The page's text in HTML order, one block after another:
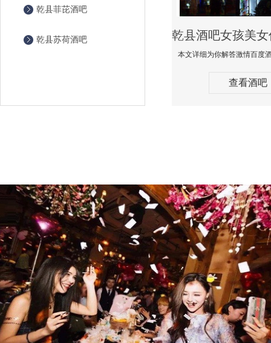
乾县菲芘酒吧
乾县苏荷酒吧
查看酒吧